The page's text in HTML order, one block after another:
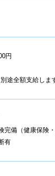
円
途全額支給しま
完備（健康保険
有